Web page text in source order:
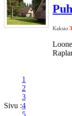
Kaksio
Sivu :
1
2
3
4
5